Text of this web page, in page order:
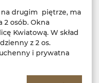
drugim piętrze, ma
2 osób. Okna
Kwiatową. W skład
z 2 os.
i prywatna